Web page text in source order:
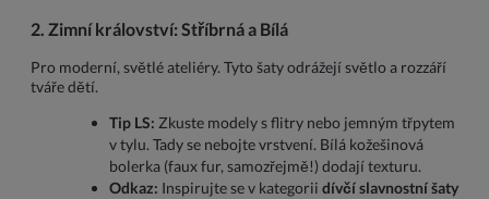
2. Zimní království: Stříbrná a Bílá
Pro moderní, světlé ateliéry. Tyto šaty odrážejí světlo a rozzáří
tváře dětí.
Tip LS: Zkuste modely s flitry nebo jemným třpytem
v tylu. Tady se nebojte vrstvení. Bílá kožešinová
bolerka (faux fur, samozřejmě!) dodají texturu.
Odkaz: Inspirujte se v kategorii dívčí slavnostní šaty